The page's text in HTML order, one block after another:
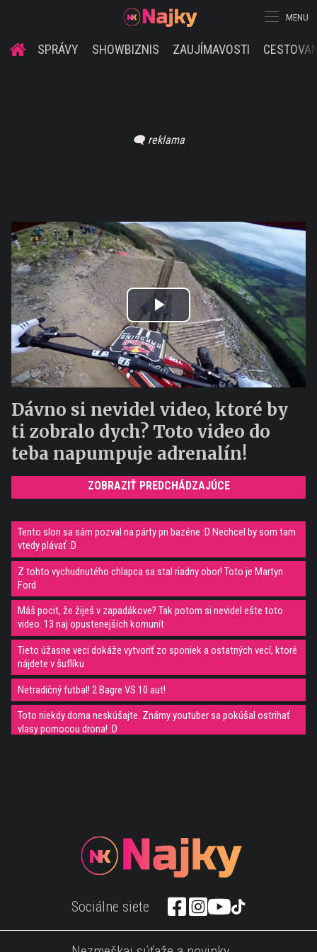
MENU
SPRÁVY SHOWBIZNIS ZAUJÍMAVOSTI
Play
Video
Dávno si nevidel video, ktoré by
ti zobralo dych? Toto video do
teba napumpuje adrenalín!
ZOBRAZIŤ PREDCHÁDZAJÚCE
Tento slon sa sám pozval na párty pri bazéne :D Nechcel by som tam
vtedy plávať :D
Z tohto vychudnutého chlapca sa stal riadny obor! Toto je Martyn
Ford
Máš pocit, že žiješ v zapadákove? Tak potom si nevidel ešte toto
video. 13 naj opustenejších komunít
Tieto úžasne veci dokáže vytvoriť zo sponiek a ostatných vecí, ktoré
nájdete v šuflíku
Netradičný futbal! 2 Bagre VS 10 aut!
Toto niekdy doma neskúšajte. Známy youtuber sa pokúšal ostrihať
vlasy pomocou drona! :D
Video: Slon zachránil topiaceho sa človeka! Krásne video uvidíš tu:
Pád z výťahu! Nový prank, ktorý je za hranicami zdravého rozumu!
Toto je možné iba v Rusku! 20 minút zábavy na videu :D
Sociálne siete